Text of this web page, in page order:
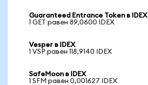
Guaranteed Entrance Token в IDEX
1 GET равен 89,0600 IDEX
Vesper в IDEX
1 VSP равен 118,9140 IDEX
SafeMoon в IDEX
1 SFM равен 0,001627 IDEX